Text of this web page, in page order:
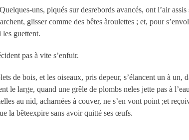
uns, piqués sur desrebords avancés, ont l’air
glisser comme des bêtes àroulettes ; et, pour
les guettent.
pas à vite s’enfuir.
de bois, et les oiseaux, pris depeur, s’élancent un à un,
le large, quand une grêle de plombs neles jette pas à
au nid, acharnées à couver, ne s’en vont point ;et
la bêteexpire sans avoir quitté ses œufs.